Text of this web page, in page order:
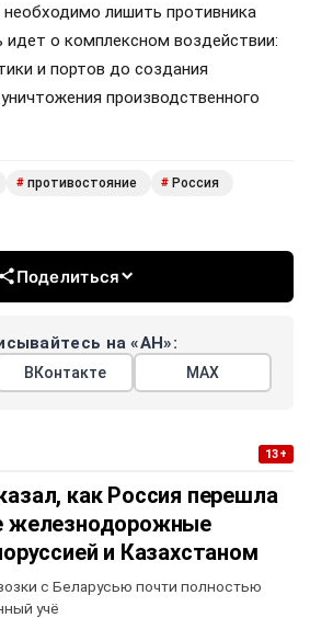
лишить противника
идет о комплексном воздействии:
и портов до создания
производственного
# противостояние # Россия
Поделиться
на «АН»:
ВКонтакте МАХ
13+
как Россия перешла
железнодорожные
и Казахстаном
с Беларусью почти полностью
учё